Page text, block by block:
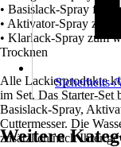
• Basislack-Spray für
• Aktivator-Spray zum
• Klarlack-Spray zum
Trocknen
Alle Lackierprodukte
im Set. Das Starter-Set
Basislack-Spray,
Cuttermesser. Die
zusätzlich nach Ihrer
Weitere